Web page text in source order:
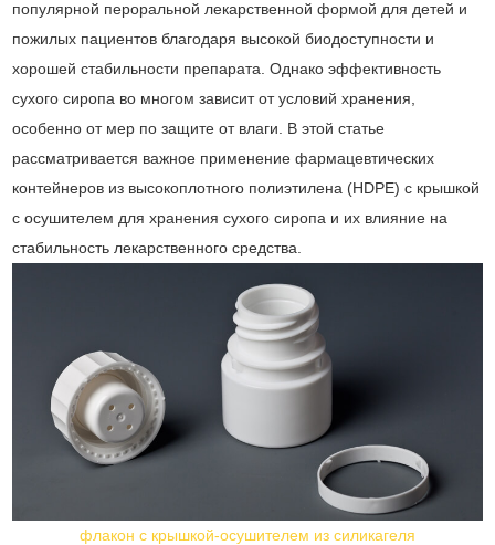
популярной пероральной лекарственной формой для детей и
пожилых пациентов благодаря высокой биодоступности и
хорошей стабильности препарата. Однако эффективность
сухого сиропа во многом зависит от условий хранения,
особенно от мер по защите от влаги. В этой статье
рассматривается важное применение фармацевтических
контейнеров из высокоплотного полиэтилена (HDPE) с крышкой
с осушителем для хранения сухого сиропа и их влияние на
стабильность лекарственного средства.
флакон с крышкой-осушителем из силикагеля